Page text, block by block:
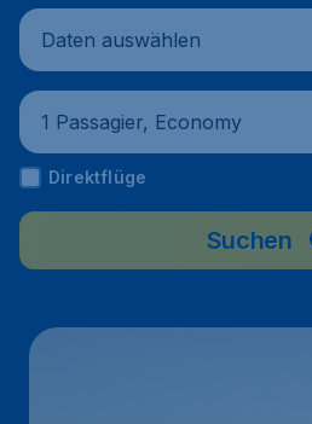
Daten auswählen
1 Passagier, Economy
Direktflüge
Suchen